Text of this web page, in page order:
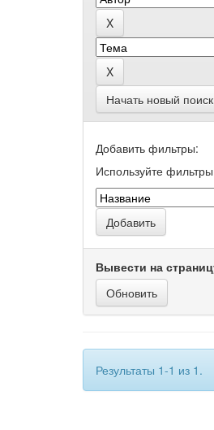
Начать новый поиск
Добавить фильтры:
Используйте
Вывести на
Результаты 1-1 из 1.